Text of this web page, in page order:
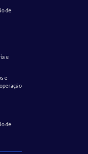
de
e
e
de